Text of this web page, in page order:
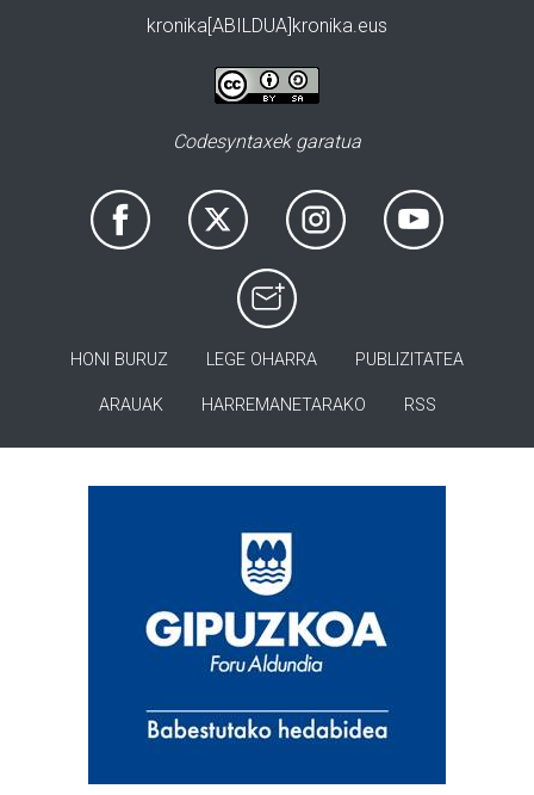
kronika[ABILDUA]kronika.eus
Codesyntaxek garatua
HONI BURUZ LEGE OHARRA PUBLIZITATEA
ARAUAK HARREMANETARAKO RSS